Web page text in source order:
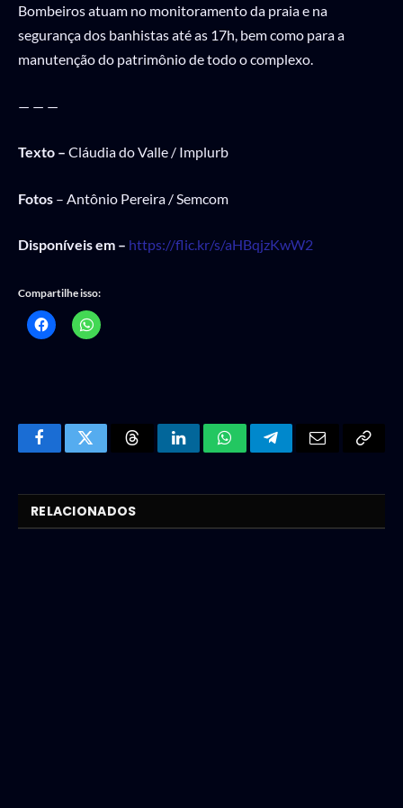
Bombeiros atuam no monitoramento da praia e na
segurança dos banhistas até as 17h, bem como para a
manutenção do patrimônio de todo o complexo.
— — —
Texto – Cláudia do Valle / Implurb
Fotos – Antônio Pereira / Semcom
Disponíveis em – https://flic.kr/s/aHBqjzKwW2
Compartilhe isso:
FacebookTwitterThreadsLinkedInWhatsAppTelegramEmail
Copy
RELACIONADOS